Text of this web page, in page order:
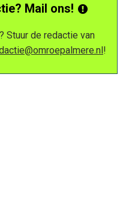
Mail ons!
Stuur de redactie van
!